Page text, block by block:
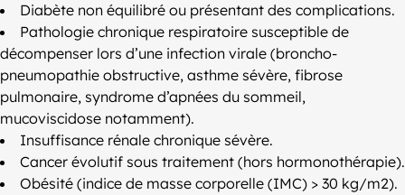
Diabète non équilibré ou présentant des complications.
Pathologie chronique respiratoire susceptible de
décompenser lors d’une infection virale (broncho-
pneumopathie obstructive, asthme sévère, fibrose
pulmonaire, syndrome d’apnées du sommeil,
mucoviscidose notamment).
Insuffisance rénale chronique sévère.
Cancer évolutif sous traitement (hors hormonothérapie).
Obésité (indice de masse corporelle (IMC) > 30 kg/m2).